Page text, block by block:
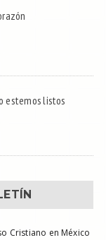
estemos listos
Cristiano en México